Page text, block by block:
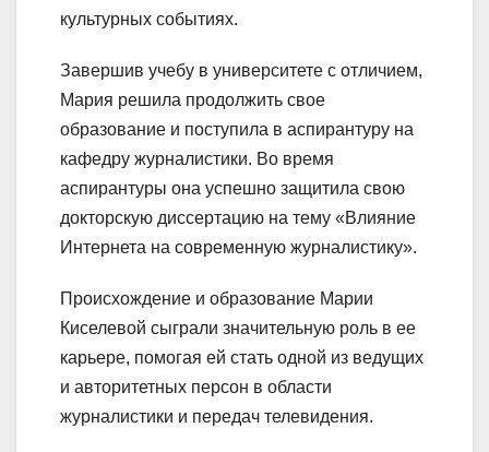
культурных событиях.
Завершив учебу в университете с отличием,
Мария решила продолжить свое
образование и поступила в аспирантуру на
кафедру журналистики. Во время
аспирантуры она успешно защитила свою
докторскую диссертацию на тему «Влияние
Интернета на современную журналистику».
Происхождение и образование Марии
Киселевой сыграли значительную роль в ее
карьере, помогая ей стать одной из ведущих
и авторитетных персон в области
журналистики и передач телевидения.